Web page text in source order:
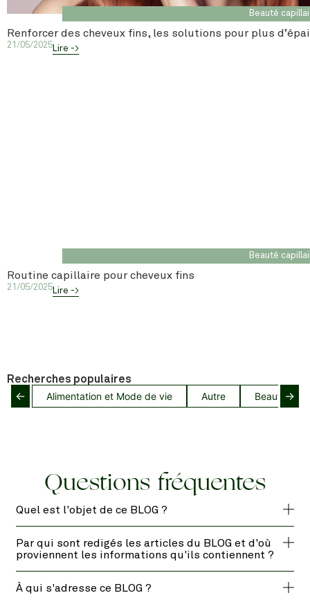
Beauté
Renforcer des cheveux fins, les solutions pour plus
21/05/2025Lire ->
Beauté
Routine capillaire pour cheveux fins
21/05/2025Lire ->
Recherches populaires
← Alimentation et Mode de vie Autre Beauté→
Questions fréquentes
Quel est l'objet de ce BLOG ?
Par qui sont redigés les articles du BLOG et d'où
proviennent les informations qu'ils contiennent ?
À qui s'adresse ce BLOG ?